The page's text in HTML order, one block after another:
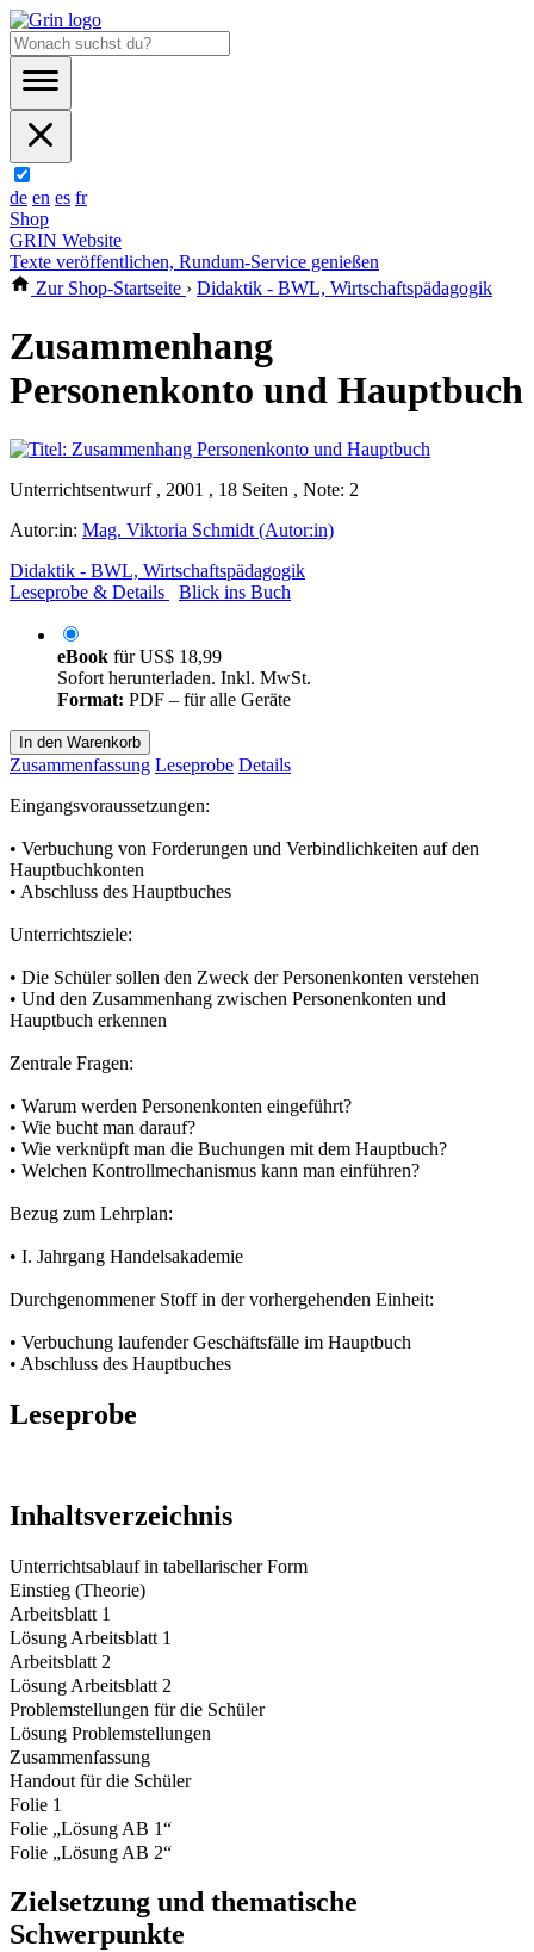
de en es fr
Shop
GRIN Website
Texte veröffentlichen, Rundum-Service genießen
Zur Shop-Startseite › Didaktik - BWL, Wirtschaftspädagogik
Zusammenhang
Personenkonto und Hauptbuch
Unterrichtsentwurf , 2001 , 18 Seiten , Note: 2
Autor:in: Mag. Viktoria Schmidt (Autor:in)
Didaktik - BWL, Wirtschaftspädagogik
Leseprobe & Details
Blick ins Buch
eBook fürUS$ 18,99
Sofort herunterladen. Inkl. MwSt.
Format: PDF – für alle Geräte
In den Warenkorb
Zusammenfassung Leseprobe Details
Eingangsvoraussetzungen:
• Verbuchung von Forderungen und Verbindlichkeiten auf den
Hauptbuchkonten
• Abschluss des Hauptbuches
Unterrichtsziele:
• Die Schüler sollen den Zweck der Personenkonten verstehen
• Und den Zusammenhang zwischen Personenkonten und
Hauptbuch erkennen
Zentrale Fragen:
• Warum werden Personenkonten eingeführt?
• Wie bucht man darauf?
• Wie verknüpft man die Buchungen mit dem Hauptbuch?
• Welchen Kontrollmechanismus kann man einführen?
Bezug zum Lehrplan:
• I. Jahrgang Handelsakademie
Durchgenommener Stoff in der vorhergehenden Einheit:
• Verbuchung laufender Geschäftsfälle im Hauptbuch
• Abschluss des Hauptbuches
Leseprobe
Inhaltsverzeichnis
Unterrichtsablauf in tabellarischer Form
Einstieg (Theorie)
Arbeitsblatt 1
Lösung Arbeitsblatt 1
Arbeitsblatt 2
Lösung Arbeitsblatt 2
Problemstellungen für die Schüler
Lösung Problemstellungen
Zusammenfassung
Handout für die Schüler
Folie 1
Folie „Lösung AB 1“
Folie „Lösung AB 2“
Zielsetzung und thematische
Schwerpunkte